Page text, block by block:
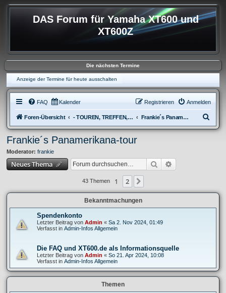
DAS Forum für Yamaha XT600 und
XT600Z
Die nächsten Termine
Anzeige der Termine für heute ausschalten
FAQ Kalender Anmelden
Registrieren
Foren-Übersicht - TOUREN, TREFFEN, REISEBERICHTE & REGIONALES Frankie´s Panamerikana-tour
u
Frankie´s Panamerikana-tour
Moderator: frankie
Neues Thema Suche
43 Themen 1 2
Bekanntmachungen
Spendenkonto
Letzter Beitrag von Admin « Sa 2. Nov 2024, 01:49
Verfasst in Admin-Infos Allgemein
Die FAQ und XT600.de als Informationsquelle
Letzter Beitrag von Admin « So 21. Apr 2024, 10:08
Verfasst in Admin-Infos Allgemein
Themen